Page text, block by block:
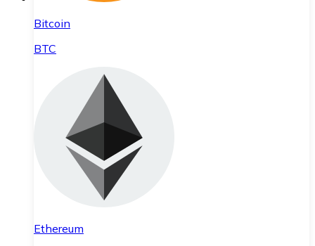
Bitcoin
BTC
Ethereum